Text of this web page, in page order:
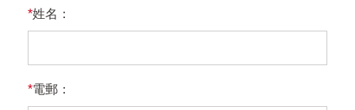
*姓名：
*電郵：